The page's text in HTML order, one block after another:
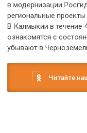
в модернизации
региональные проекты
В Калмыкии в течение
ознакомятся с
убывают в
Читайте